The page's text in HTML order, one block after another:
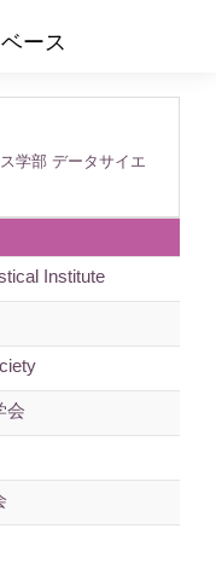
ース
学部 データサイエ
Institute
会